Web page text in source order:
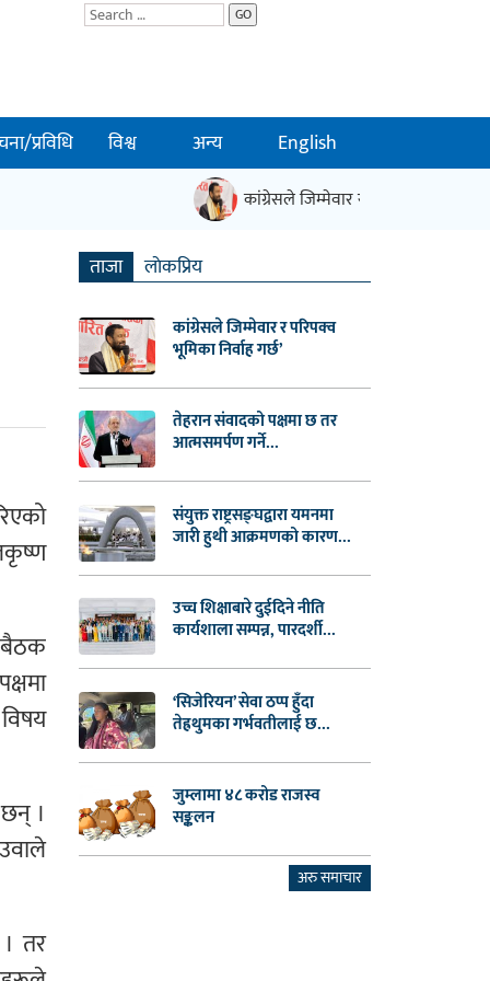
GO
प्रविधि विश्व अन्य English
कांग्रेसले जिम्मेवार र परिपक्व भूमिका
बैठक
।
तर
ताजा लाेकप्रिय
कांग्रेसले जिम्मेवार र परिपक्व
भूमिका निर्वाह गर्छ’
तेहरान संवादको पक्षमा छ तर
आत्मसमर्पण गर्ने...
संयुक्त राष्ट्रसङ्घद्वारा यमनमा
जारी हुथी आक्रमणको कारण...
उच्च शिक्षाबारे दुईदिने नीति
कार्यशाला सम्पन्न, पारदर्शी...
‘सिजेरियन’ सेवा ठप्प हुँदा
तेह्रथुमका गर्भवतीलाई छ...
जुम्लामा ४८ करोड राजस्व
सङ्कलन
अरु समाचार